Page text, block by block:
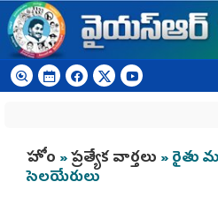
Skip to main content
You are here
హోం »ప్రత్యేక వార్తలు » రైతు
సెలయేరులు